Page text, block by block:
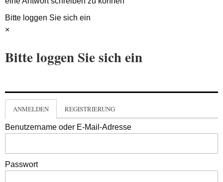
Bitte loggen Sie sich ein
×
Bitte loggen Sie sich ein
ANMELDEN REGISTRIERUNG
Benutzername oder E-Mail-Adresse
Passwort